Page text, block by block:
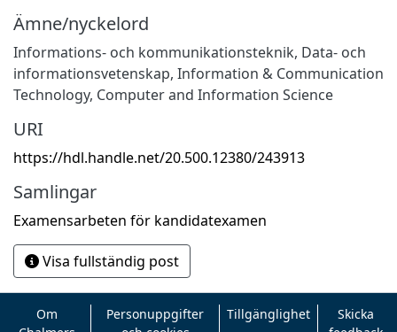
Ämne/nyckelord
Informations- och kommunikationsteknik, Data- och
informationsvetenskap, Information & Communication
Technology, Computer and Information Science
URI
https://hdl.handle.net/20.500.12380/243913
Samlingar
Examensarbeten för kandidatexamen
Visa fullständig post
Om
Personuppgifter
Tillgänglighet
Skicka